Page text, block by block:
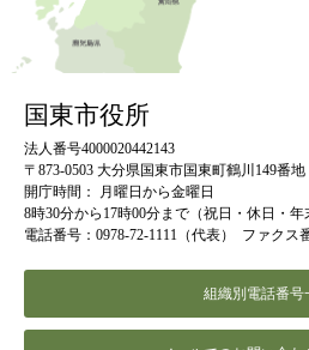
国東市役所
法人番号4000020442143
〒873-0503 大分県国東市国東町鶴川149番地
開庁時間：
月曜日から金曜日
8時30分から17時00分まで（祝日・休日・年
電話番号：0978-72-1111（代表）
ファクス
組織別電話番号